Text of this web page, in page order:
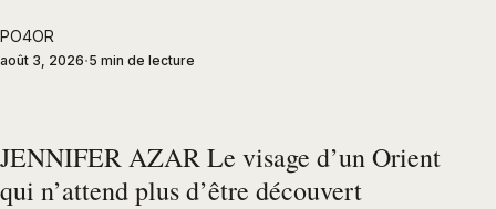
PO4OR
août 3, 2026 5 min de lecture
JENNIFER AZAR Le visage d’un Orient
qui n’attend plus d’être découvert